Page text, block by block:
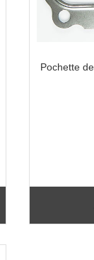
Pochette